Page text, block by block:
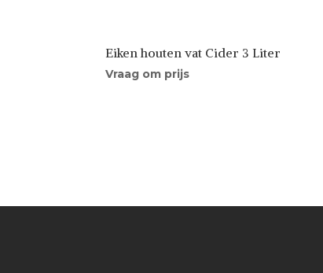
Eiken houten vat Cider 3 Liter
Vraag om prijs